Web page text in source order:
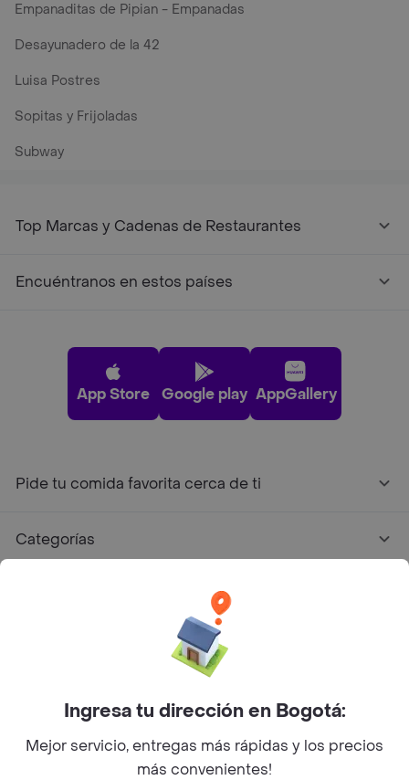
Empanaditas de Pipian - Empanadas
Desayunadero de la 42
Luisa Postres
Sopitas y Frijoladas
Subway
Top Marcas y Cadenas de Restaurantes
Encuéntranos en estos países
App Store Google play AppGallery
Pide tu comida favorita cerca de ti
Categorías
Facebook
Twitter
Instagram
©2026Rappi Inc. All rights reserved.
Ingresa tu dirección en Bogotá:
Mejor servicio, entregas más rápidas y los precios
más convenientes!